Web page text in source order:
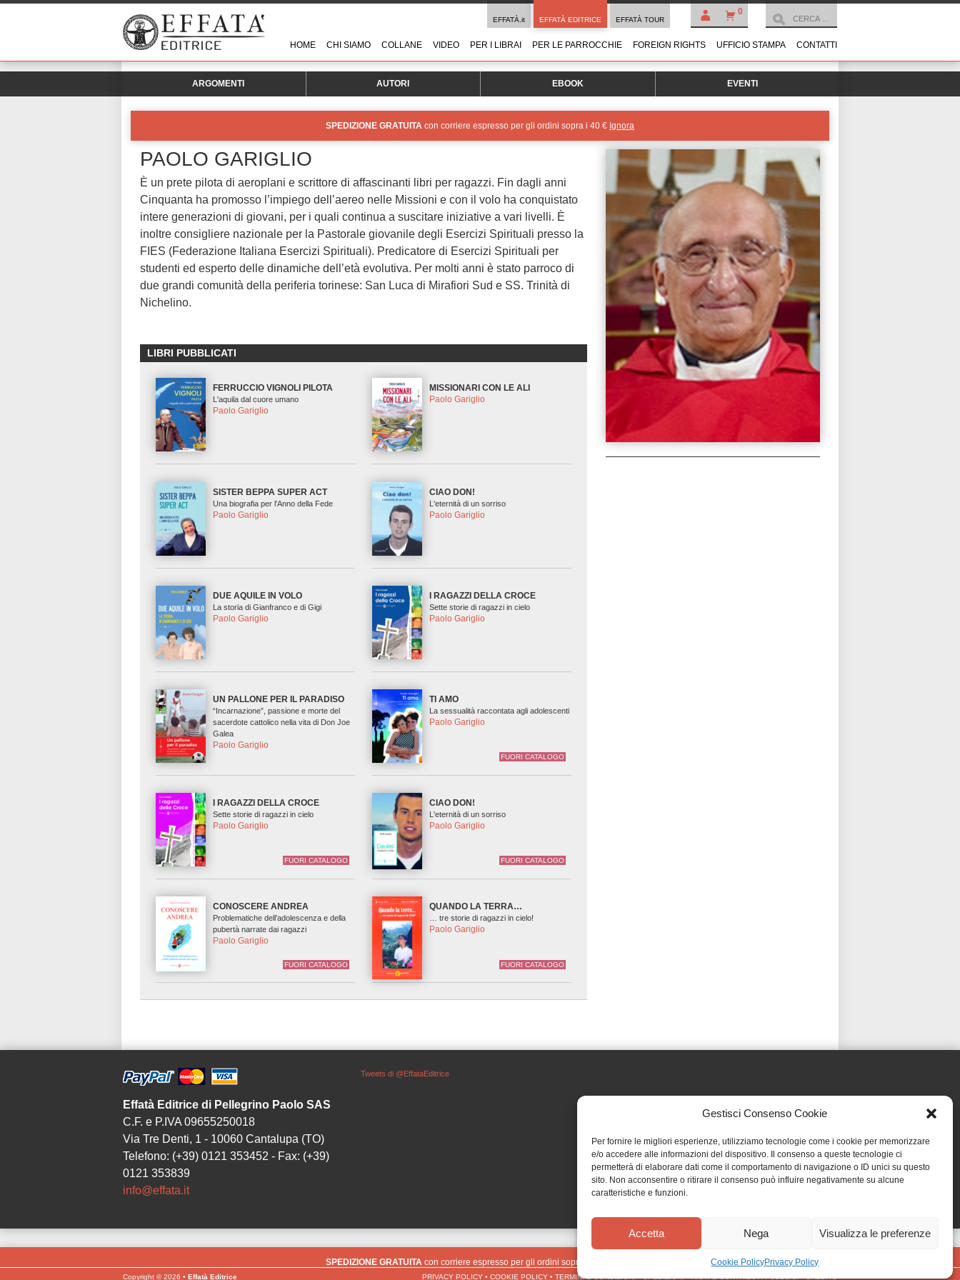
Gestisci Consenso Cookie
Per fornire le migliori esperienze, utilizziamo tecnologie come i cookie per memorizzare
e/o accedere alle informazioni del dispositivo. Il consenso a queste tecnologie ci
permetterà di elaborare dati come il comportamento di navigazione o ID unici su questo
sito. Non acconsentire o ritirare il consenso può influire negativamente su alcune
caratteristiche e funzioni.
Accetta Nega Visualizza le preferenze
Cookie PolicyPrivacy Policy
0
EFFATÀ.it EFFATÀ EDITRICE EFFATÀ TOUR
HOME CHI SIAMO COLLANE VIDEO PER I LIBRAI PER LE PARROCCHIE FOREIGN RIGHTS UFFICIO STAMPA CONTATTI
ARGOMENTI AUTORI EBOOK EVENTI
SPEDIZIONE GRATUITA con corriere espresso per gli ordini sopra i 40 € Ignora
PAOLO GARIGLIO
È un prete pilota di aeroplani e scrittore di affascinanti libri per ragazzi. Fin dagli anni
Cinquanta ha promosso l’impiego dell’aereo nelle Missioni e con il volo ha conquistato
intere generazioni di giovani, per i quali continua a suscitare iniziative a vari livelli. È
inoltre consigliere nazionale per la Pastorale giovanile degli Esercizi Spirituali presso la
FIES (Federazione Italiana Esercizi Spirituali). Predicatore di Esercizi Spirituali per
studenti ed esperto delle dinamiche dell’età evolutiva. Per molti anni è stato parroco di
due grandi comunità della periferia torinese: San Luca di Mirafiori Sud e SS. Trinità di
Nichelino.
LIBRI PUBBLICATI
FERRUCCIO VIGNOLI PILOTA
L'aquila dal cuore umano
Paolo Gariglio
MISSIONARI CON LE ALI
Paolo Gariglio
SISTER BEPPA SUPER ACT
Una biografia per l'Anno della Fede
Paolo Gariglio
CIAO DON!
L'eternità di un sorriso
Paolo Gariglio
DUE AQUILE IN VOLO
La storia di Gianfranco e di Gigi
Paolo Gariglio
I RAGAZZI DELLA CROCE
Sette storie di ragazzi in cielo
Paolo Gariglio
UN PALLONE PER IL PARADISO
“Incarnazione”, passione e morte del
sacerdote cattolico nella vita di Don Joe
Galea
Paolo Gariglio
TI AMO
La sessualità raccontata agli adolescenti
Paolo Gariglio
FUORI CATALOGO
I RAGAZZI DELLA CROCE
Sette storie di ragazzi in cielo
Paolo Gariglio
FUORI CATALOGO
CIAO DON!
L'eternità di un sorriso
Paolo Gariglio
FUORI CATALOGO
CONOSCERE ANDREA
Problematiche dell’adolescenza e della
pubertà narrate dai ragazzi
Paolo Gariglio
FUORI CATALOGO
QUANDO LA TERRA…
… tre storie di ragazzi in cielo!
Paolo Gariglio
FUORI CATALOGO
Effatà Editrice di Pellegrino Paolo SAS
C.F. e P.IVA 09655250018
Via Tre Denti, 1 - 10060 Cantalupa (TO)
Telefono: (+39) 0121 353452 - Fax: (+39)
0121 353839
info@effata.it
Tweets di @EffataEditrice
Copyright © 2026 • Effatà Editrice PRIVACY POLICY • COOKIE POLICY • TERMINI E CONDIZIONI
SPEDIZIONE GRATUITA con corriere espresso per gli ordini sopra i 40 €